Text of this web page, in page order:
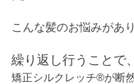
こんな髪のお悩みがあ
繰り返し行うことで、
矯正シルクレッチ®が断